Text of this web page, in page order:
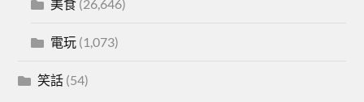
美食 (26,646)
電玩 (1,073)
笑話 (54)